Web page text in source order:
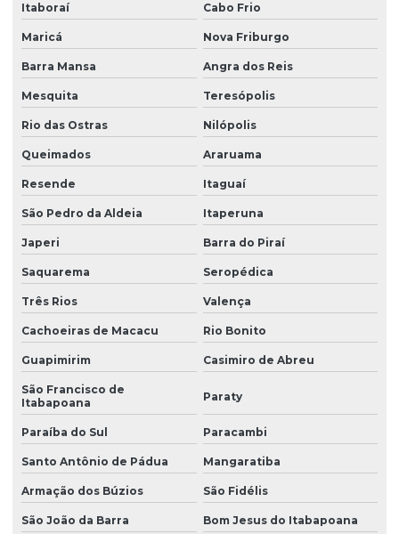
Itaboraí Cabo Frio
Maricá Nova Friburgo
Barra Mansa Angra dos Reis
Mesquita Teresópolis
Rio das Ostras Nilópolis
Queimados Araruama
Resende Itaguaí
São Pedro da Aldeia Itaperuna
Japeri Barra do Piraí
Saquarema Seropédica
Três Rios Valença
Cachoeiras de Macacu Rio Bonito
Guapimirim Casimiro de Abreu
São Francisco de
Itabapoana
Paraty
Paraíba do Sul Paracambi
Santo Antônio de Pádua Mangaratiba
Armação dos Búzios São Fidélis
São João da Barra Bom Jesus do Itabapoana